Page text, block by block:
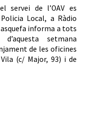
servei de l’OAV es
Local, a Ràdio
informa a tots
setmana
de les oficines
(c/ Major, 93) i de